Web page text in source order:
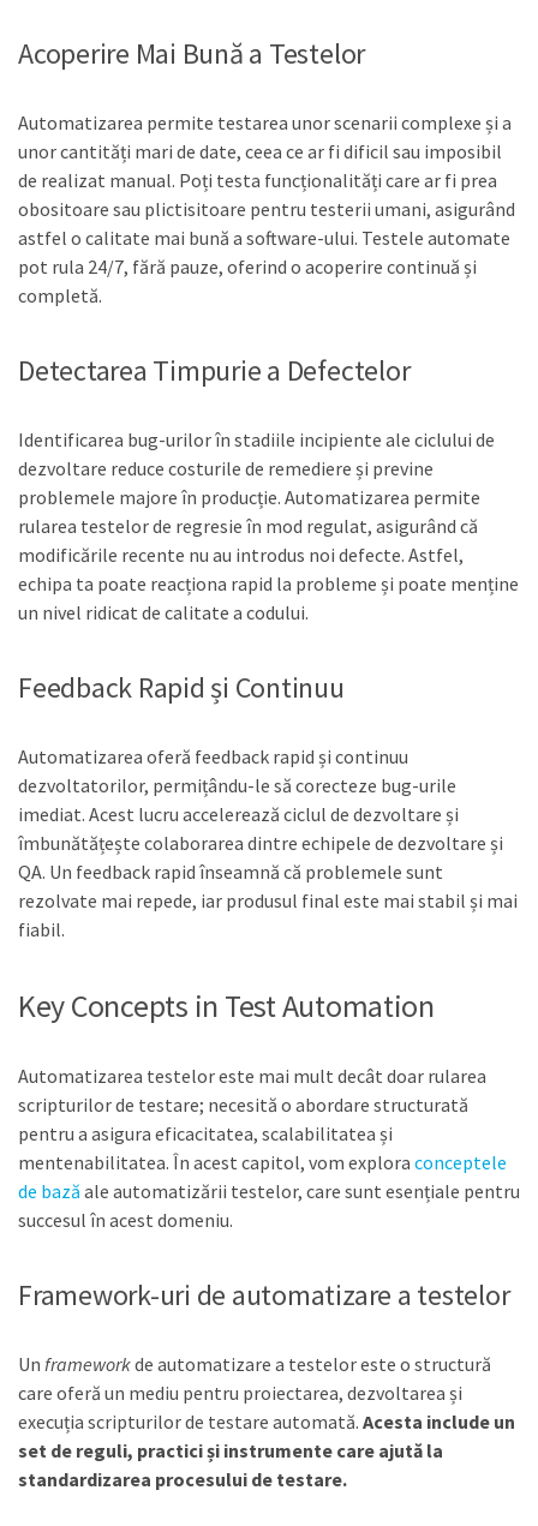
Acoperire Mai Bună a Testelor
Automatizarea permite testarea unor scenarii complexe și a
unor cantități mari de date, ceea ce ar fi dificil sau imposibil
de realizat manual. Poți testa funcționalități care ar fi prea
obositoare sau plictisitoare pentru testerii umani, asigurând
astfel o calitate mai bună a software-ului. Testele automate
pot rula 24/7, fără pauze, oferind o acoperire continuă și
completă.
Detectarea Timpurie a Defectelor
Identificarea bug-urilor în stadiile incipiente ale ciclului de
dezvoltare reduce costurile de remediere și previne
problemele majore în producție. Automatizarea permite
rularea testelor de regresie în mod regulat, asigurând că
modificările recente nu au introdus noi defecte. Astfel,
echipa ta poate reacționa rapid la probleme și poate menține
un nivel ridicat de calitate a codului.
Feedback Rapid și Continuu
Automatizarea oferă feedback rapid și continuu
dezvoltatorilor, permițându-le să corecteze bug-urile
imediat. Acest lucru accelerează ciclul de dezvoltare și
îmbunătățește colaborarea dintre echipele de dezvoltare și
QA. Un feedback rapid înseamnă că problemele sunt
rezolvate mai repede, iar produsul final este mai stabil și mai
fiabil.
Key Concepts in Test Automation
Automatizarea testelor este mai mult decât doar rularea
scripturilor de testare; necesită o abordare structurată
pentru a asigura eficacitatea, scalabilitatea și
mentenabilitatea. În acest capitol, vom explora conceptele
de bază ale automatizării testelor, care sunt esențiale pentru
succesul în acest domeniu.
Framework-uri de automatizare a testelor
Un frameworkde automatizare a testelor este o structură
care oferă un mediu pentru proiectarea, dezvoltarea și
execuția scripturilor de testare automată. Acesta include un
set de reguli, practici și instrumente care ajută la
standardizarea procesului de testare.